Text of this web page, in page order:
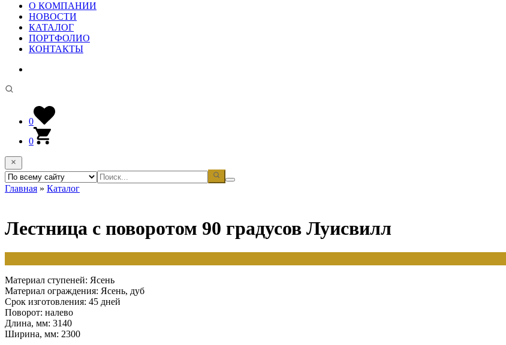
О КОМПАНИИ
НОВОСТИ
КАТАЛОГ
ПОРТФОЛИО
КОНТАКТЫ
0
0
Главная » Каталог
Лестница с поворотом 90 градусов Луисвилл
Материал ступеней: Ясень
Материал ограждения: Ясень, дуб
Срок изготовления: 45 дней
Поворот: налево
Длина, мм: 3140
Ширина, мм: 2300